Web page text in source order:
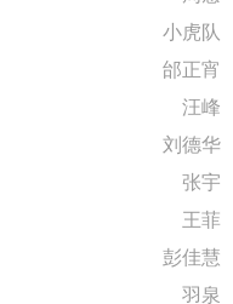
小虎队
邰正宵
汪峰
刘德华
张宇
王菲
彭佳慧
羽泉